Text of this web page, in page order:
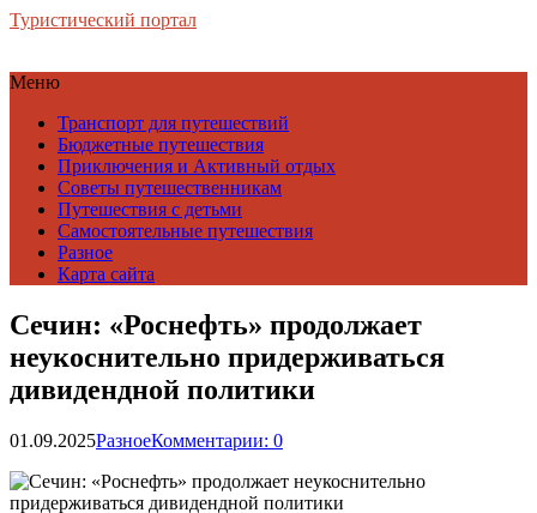
Туристический портал
Меню
Транспорт для путешествий
Бюджетные путешествия
Приключения и Активный отдых
Советы путешественникам
Путешествия с детьми
Самостоятельные путешествия
Разное
Карта сайта
Сечин: «Роснефть» продолжает
неукоснительно придерживаться
дивидендной политики
01.09.2025РазноеКомментарии: 0